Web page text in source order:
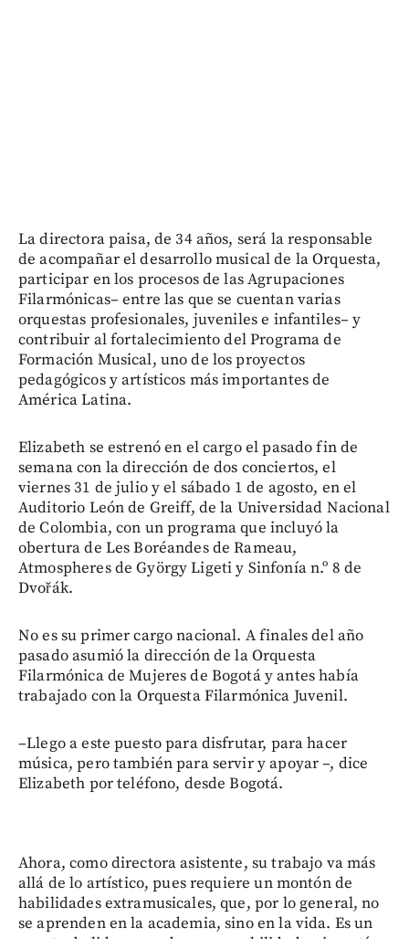
La directora paisa, de 34 años, será la responsable
de acompañar el desarrollo musical de la Orquesta,
participar en los procesos de las Agrupaciones
Filarmónicas– entre las que se cuentan varias
orquestas profesionales, juveniles e infantiles– y
contribuir al fortalecimiento del Programa de
Formación Musical, uno de los proyectos
pedagógicos y artísticos más importantes de
América Latina.
Elizabeth se estrenó en el cargo el pasado fin de
semana con la dirección de dos conciertos, el
viernes 31 de julio y el sábado 1 de agosto, en el
Auditorio León de Greiff, de la Universidad Nacional
de Colombia, con un programa que incluyó la
obertura de Les Boréandes de Rameau,
Atmospheres de György Ligeti y Sinfonía n.º 8 de
Dvořák.
No es su primer cargo nacional. A finales del año
pasado asumió la dirección de la Orquesta
Filarmónica de Mujeres de Bogotá y antes había
trabajado con la Orquesta Filarmónica Juvenil.
–Llego a este puesto para disfrutar, para hacer
música, pero también para servir y apoyar –, dice
Elizabeth por teléfono, desde Bogotá.
Ahora, como directora asistente, su trabajo va más
allá de lo artístico, pues requiere un montón de
habilidades extramusicales, que, por lo general, no
se aprenden en la academia, sino en la vida. Es un